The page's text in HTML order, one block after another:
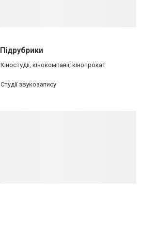
Підрубрики
Кіностудії, кінокомпанії, кінопрокат
Студії звукозапису